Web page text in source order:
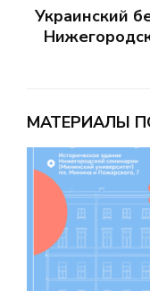
Украинский
МАТЕРИАЛЫ